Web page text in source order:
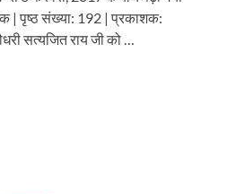
| पृष्ठ संख्या: 192 | प्रकाशक:
सत्यजित राय जी को …